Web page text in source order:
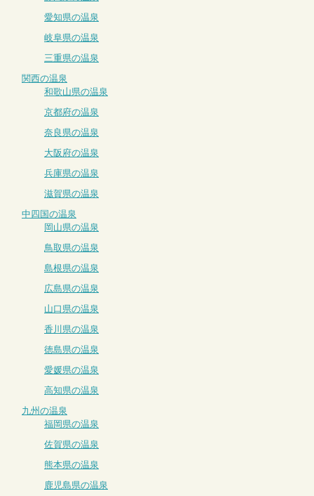
愛知県の温泉
岐阜県の温泉
三重県の温泉
関西の温泉
和歌山県の温泉
京都府の温泉
奈良県の温泉
大阪府の温泉
兵庫県の温泉
滋賀県の温泉
中四国の温泉
岡山県の温泉
鳥取県の温泉
島根県の温泉
広島県の温泉
山口県の温泉
香川県の温泉
徳島県の温泉
愛媛県の温泉
高知県の温泉
九州の温泉
福岡県の温泉
佐賀県の温泉
熊本県の温泉
鹿児島県の温泉